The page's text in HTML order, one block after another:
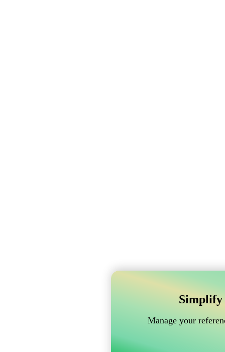
Simplify
Manage your